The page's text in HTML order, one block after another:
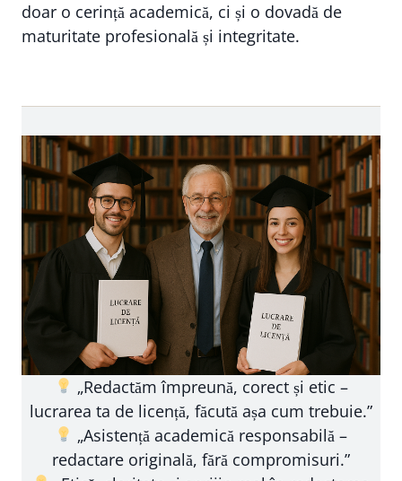
doar o cerință academică, ci și o dovadă de
maturitate profesională și integritate.
„Redactăm împreună, corect și etic –
lucrarea ta de licență, făcută așa cum trebuie.”
„Asistență academică responsabilă –
redactare originală, fără compromisuri.”